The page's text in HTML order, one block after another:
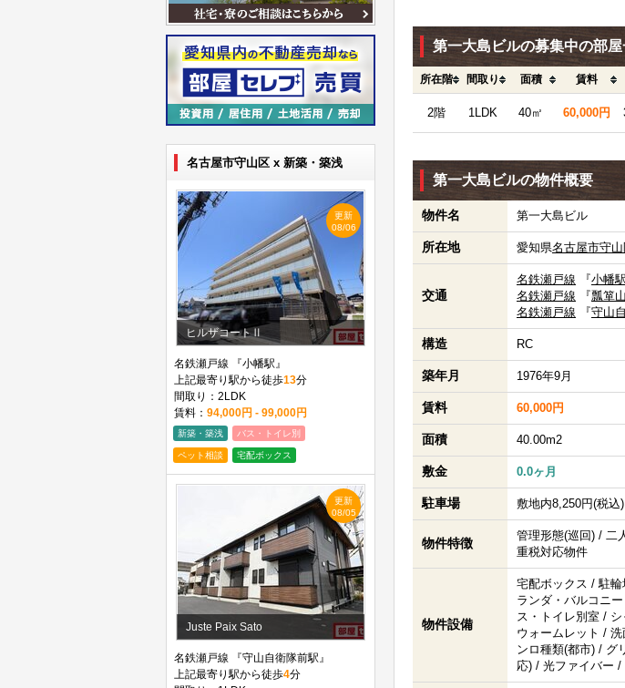
名古屋市守山区 x 新築・築浅
更新
08/06
ヒルザコートⅡ
名鉄瀬戸線 『小幡駅』
上記最寄り駅から徒歩13分
間取り：2LDK
賃料： 94,000円 - 99,000円
新築・築浅 バス・トイレ別
ペット相談 宅配ボックス
更新
08/05
Juste Paix Sato
名鉄瀬戸線 『守山自衛隊前駅』
上記最寄り駅から徒歩4分
第一大島ビルの募集中の部
所在階 間取り 面積 賃料
2階 1LDK 40㎡ 60,000円
第一大島ビルの物件概要
物件名 第一大島ビル
所在地 愛知県名古屋市守
交通
名鉄瀬戸線 『小幡駅
名鉄瀬戸線 『瓢箪
名鉄瀬戸線 『守山
構造 RC
築年月 1976年9月
賃料 60,000円
面積 40.00m2
敷金 0.0ヶ月
駐車場 敷地内8,250円(税込)
物件特徴
管理形態(巡回) / 二
重税対応物件
物件設備
宅配ボックス / 駐
ランダ・バルコニ
ス・トイレ別室 /
ウォームレット /
ンロ種類(都市) / グ
応) / 光ファイバー